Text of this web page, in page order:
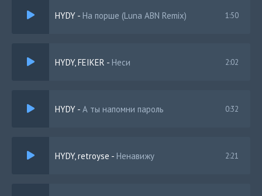
HYDY - На порше (Luna ABN Remix) 1:50
HYDY, FEIKER - Неси 2:02
HYDY - А ты напомни пароль 0:32
HYDY, retroyse - Ненавижу 2:21